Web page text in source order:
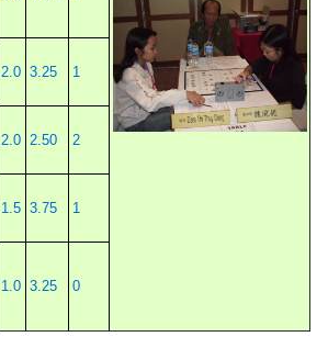
2.0 3.25 1
2.0 2.50 2
1.5 3.75 1
1.0 3.25 0